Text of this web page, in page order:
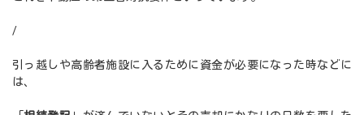
/
引っ越しや高齢者施設に入るために資金が必要になった時などに
は、